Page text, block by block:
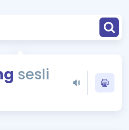
sesli